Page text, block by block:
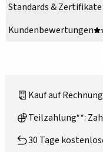
Standards & Zertifikate
Kundenbewertungen
Kauf auf
Teilzahlung**:
30 Tage